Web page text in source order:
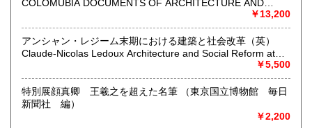
されてる例を多数眼にしました。ご自宅に眠っている本をど
うか社会に還元してください。よみた屋がどんなご相談にも
乗ります。
哲学宗教、歴史、社会科学、自然科学、美術工芸
COLOMUBIA DOCUMENTS OF ARCHITECTURE AND
￥13,200
アンシャン・レジーム末期における建築と社会改革（英）
Claude-Nicolas Ledoux Architecture and Social Reform at
￥5,500
特別展顔真卿 王羲之を超えた名筆 （東京国立博物館 毎日
新聞社 編）
￥2,200